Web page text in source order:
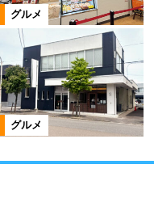
グルメ
グルメ